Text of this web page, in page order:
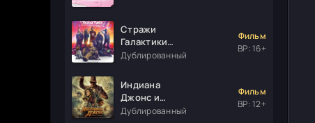
Стражи
Галактики.
Часть 3
Дублированный
Фильм
ВР: 16+
Индиана
Джонс и
колесо
Дублированный
Фильм
ВР: 12+